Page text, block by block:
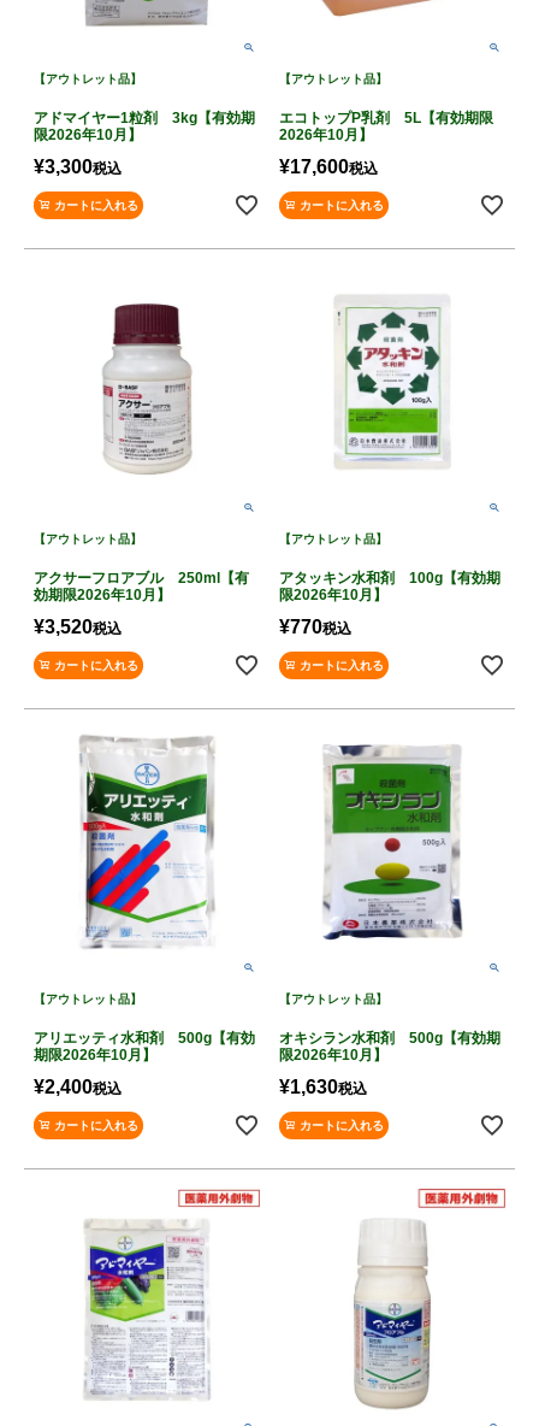
【アウトレット品】
アドマイヤー1粒剤 3kg【有効期
限2026年10月】
¥3,300税込
カートに入れる
【アウトレット品】
エコトップP乳剤 5L【有効期限
2026年10月】
¥17,600税込
カートに入れる
【アウトレット品】
アクサーフロアブル 250ml【有
効期限2026年10月】
¥3,520税込
カートに入れる
【アウトレット品】
アタッキン水和剤 100g【有効期
限2026年10月】
¥770税込
カートに入れる
【アウトレット品】
アリエッティ水和剤 500g【有効
期限2026年10月】
¥2,400税込
カートに入れる
【アウトレット品】
オキシラン水和剤 500g【有効期
限2026年10月】
¥1,630税込
カートに入れる